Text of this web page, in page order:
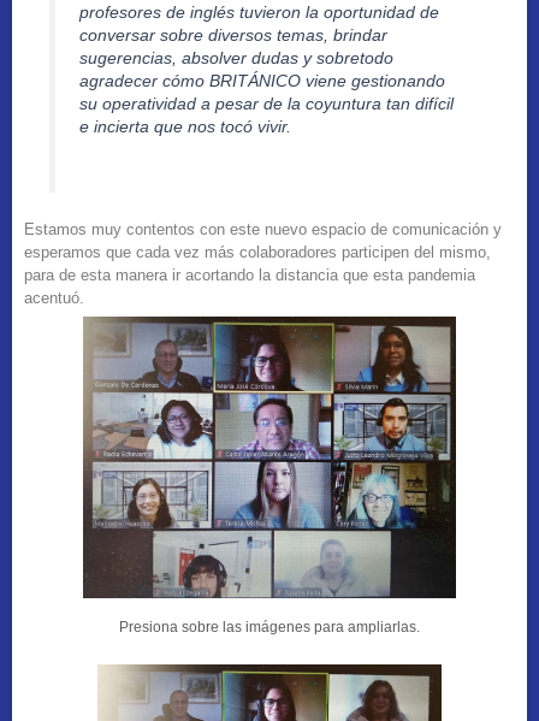
profesores de inglés tuvieron la oportunidad de
conversar sobre diversos temas, brindar
sugerencias, absolver dudas y sobretodo
agradecer cómo BRITÁNICO viene gestionando
su operatividad a pesar de la coyuntura tan difícil
e incierta que nos tocó vivir.
Estamos muy contentos con este nuevo espacio de comunicación y
esperamos que cada vez más colaboradores participen del mismo,
para de esta manera ir acortando la distancia que esta pandemia
acentuó.
Presiona sobre las imágenes para ampliarlas.